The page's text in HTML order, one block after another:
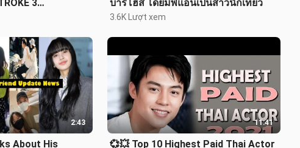
3
บาร์โฮส โดยมีพี่แอนเป็นสาวนักเที่ยว
3.6K Lượt xem
2:43
About His
11:41
💞💥 Top 10 Highest Paid Thai Actor